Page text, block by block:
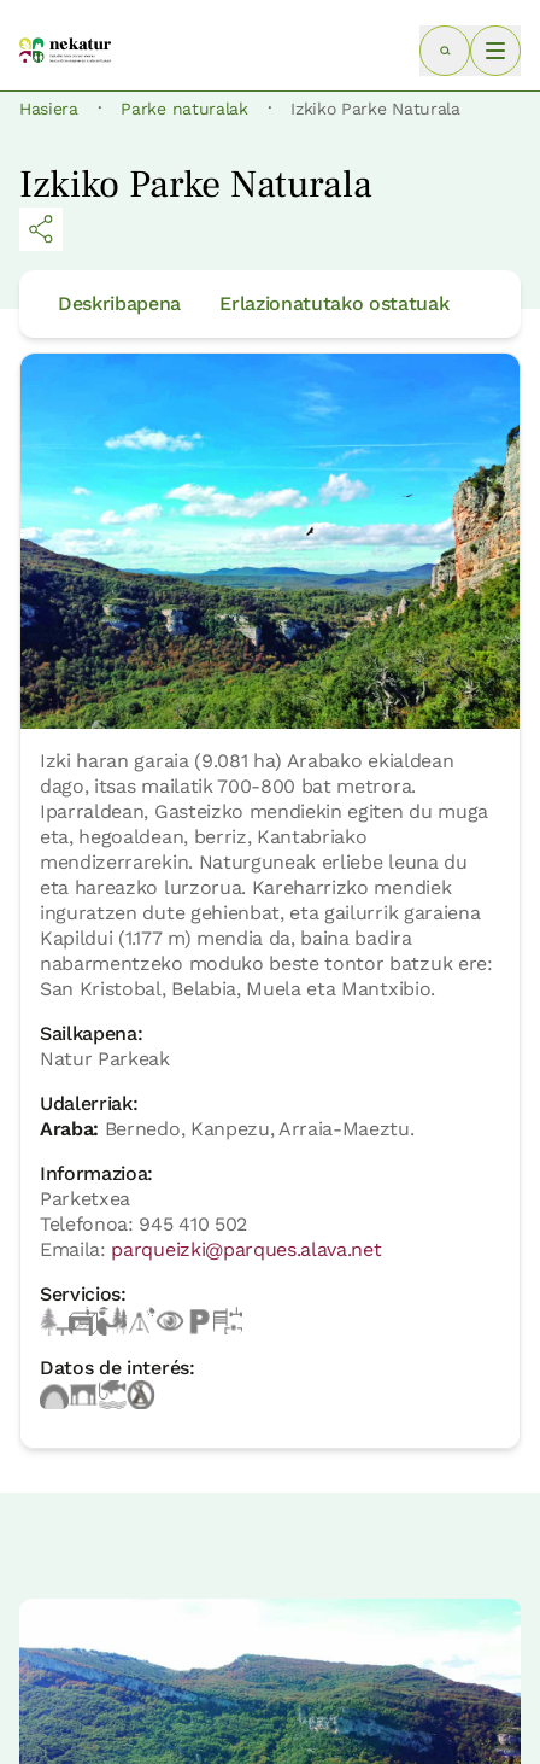
Hasiera · Parke naturalak · Izkiko Parke Naturala
Izkiko Parke Naturala
Deskribapena Erlazionatutako ostatuak
Izki haran garaia (9.081 ha) Arabako ekialdean
dago, itsas mailatik 700-800 bat metrora.
Iparraldean, Gasteizko mendiekin egiten du muga
eta, hegoaldean, berriz, Kantabriako
mendizerrarekin. Naturguneak erliebe leuna du
eta hareazko lurzorua. Kareharrizko mendiek
inguratzen dute gehienbat, eta gailurrik garaiena
Kapildui (1.177 m) mendia da, baina badira
nabarmentzeko moduko beste tontor batzuk ere:
San Kristobal, Belabia, Muela eta Mantxibio.
Sailkapena:
Natur Parkeak
Udalerriak:
Araba: Bernedo, Kanpezu, Arraia-Maeztu.
Informazioa:
Parketxea
Telefonoa: 945 410 502
Emaila: parqueizki@parques.alava.net
Servicios:
Datos de interés: